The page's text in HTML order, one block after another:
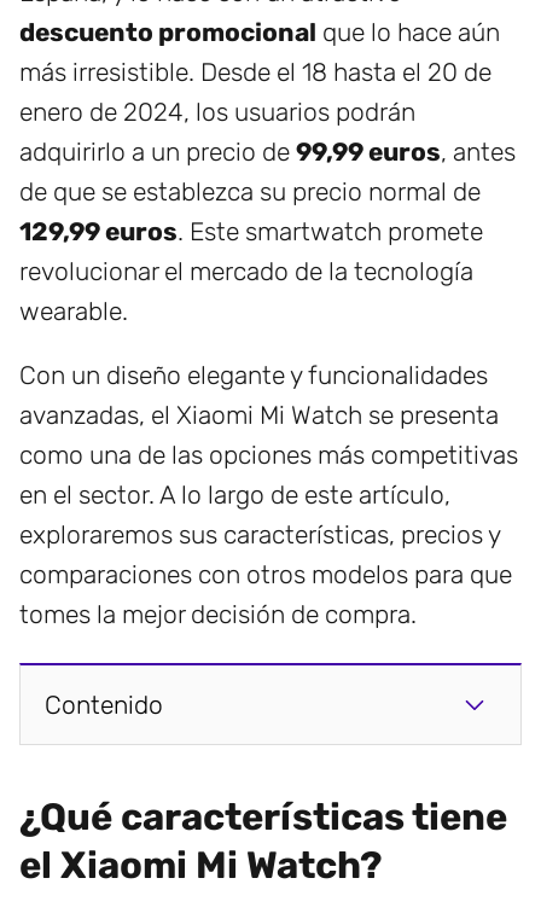
descuento promocional que lo hace aún
más irresistible. Desde el 18 hasta el 20 de
enero de 2024, los usuarios podrán
adquirirlo a un precio de 99,99 euros, antes
de que se establezca su precio normal de
129,99 euros. Este smartwatch promete
revolucionar el mercado de la tecnología
wearable.
Con un diseño elegante y funcionalidades
avanzadas, el Xiaomi Mi Watch se presenta
como una de las opciones más competitivas
en el sector. A lo largo de este artículo,
exploraremos sus características, precios y
comparaciones con otros modelos para que
tomes la mejor decisión de compra.
Contenido
¿Qué características tiene
el Xiaomi Mi Watch?